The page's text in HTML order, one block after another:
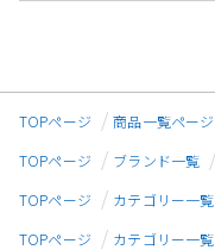
TOPページ 商品一覧ページ
TOPページ
ブランド一覧
TOPページ
カテゴリー一覧
TOPページ
カテゴリー一覧